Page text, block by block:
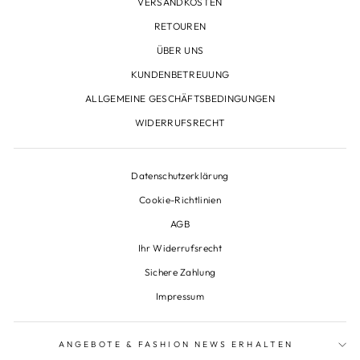
RETOUREN
ÜBER UNS
KUNDENBETREUUNG
ALLGEMEINE GESCHÄFTSBEDINGUNGEN
WIDERRUFSRECHT
Datenschutzerklärung
Cookie-Richtlinien
AGB
Ihr Widerrufsrecht
Sichere Zahlung
Impressum
ANGEBOTE & FASHION NEWS ERHALTEN